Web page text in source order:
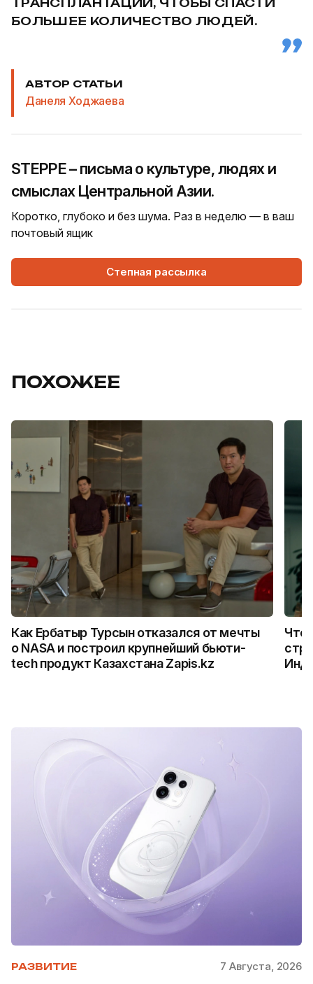
ТРАНСПЛАНТАЦИИ, ЧТОБЫ СПАСТИ
БОЛЬШЕЕ КОЛИЧЕСТВО ЛЮДЕЙ.
АВТОР СТАТЬИ
Данеля Ходжаева
STEPPE – письма о культуре, людях и
смыслах Центральной Азии.
Коротко, глубоко и без шума. Раз в неделю — в ваш
почтовый ящик
Степная рассылка
ПОХОЖЕЕ
Как Ербатыр Турсын отказался от мечты
о NASA и построил крупнейший бьюти-
tech продукт Казахстана Zapis.kz
Что
РАЗВИТИЕ 7 Августа, 2026